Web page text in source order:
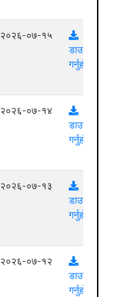
२०२६-०७-१५
डाउनलोड
गर्नुहोस्
२०२६-०७-१४
डाउनलोड
गर्नुहोस्
२०२६-०७-१३
डाउनलोड
गर्नुहोस्
२०२६-०७-१२
डाउनलोड
गर्नुहोस्